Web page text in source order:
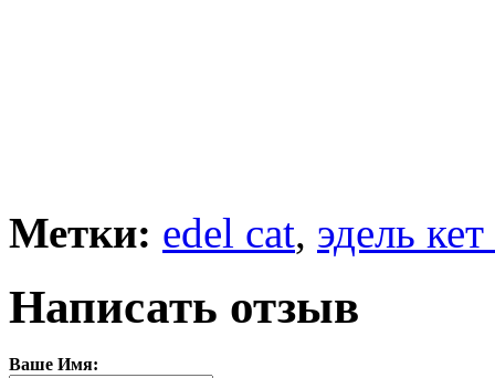
Метки: edel cat, эдель
Написать отзыв
Ваше Имя: